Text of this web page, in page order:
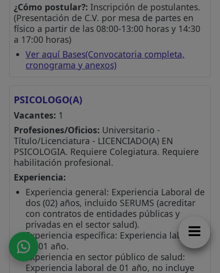
¿Cómo postular?: Inscripción de postulantes.
(Presentación de C.V. por mesa de partes en
físico a partir de las 08:00-13:00 horas y 14:30
a 17:00 horas)
Ver aquí Bases(Convocatoria completa,
cronograma y anexos)
PSICOLOGO(A)
Vacantes: 1
Profesiones/Oficios: Universitario -
Título/Licenciatura - LICENCIADO(A) EN
PSICOLOGIA. Requiere Colegiatura. Requiere
habilitación profesional.
Experiencia:
Experiencia general: Experiencia Laboral de
dos (02) años, incluido SERUMS (acreditar
con contratos de entidades públicas y
privadas en el sector salud).
Experiencia específica: Experiencia laboral
de 01 año.
Experiencia en sector público de salud:
Experiencia laboral de 01 año, no incluye